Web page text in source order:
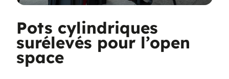
Pots cylindriques
surélevés pour l’open
space